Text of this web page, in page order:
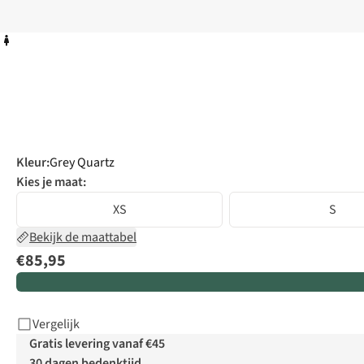
Kleur:Grey Quartz
Kies je maat:
XS
S
Bekijk de maattabel
€85,95
Vergelijk
Gratis levering vanaf €45